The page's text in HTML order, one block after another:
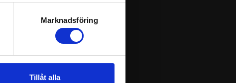
detaljsektionen. Du kan ändra
funktioner för
information från din enhet
tur kombinera informationen
Marknadsföring
Tillåt alla